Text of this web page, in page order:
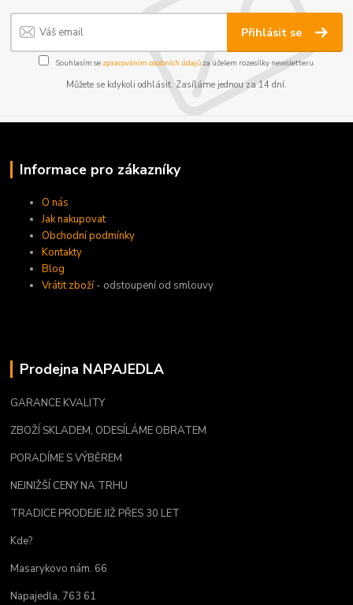
Přihlásit se
Souhlasím se zpracováním osobních údajůza účelem rozesílky newsletteru.
Můžete se kdykoli odhlásit. Zasíláme jednou za 14 dní.
Informace pro zákazníky
O nás
Jak nakupovat
Obchodní podmínky
Kontakty
Blog
Vrátit zboží - odstoupení od smlouvy
Prodejna NAPAJEDLA
GARANCE KVALITY
ZBOŽÍ SKLADEM, ODESÍLÁME OBRATEM
PORADÍME S VÝBĚREM
NEJNIŽŠÍ CENY NA TRHU
TRADICE PRODEJE JIŽ PŘES 30 LET
Kde?
Masarykovo nám. 66
Napajedla, 763 61